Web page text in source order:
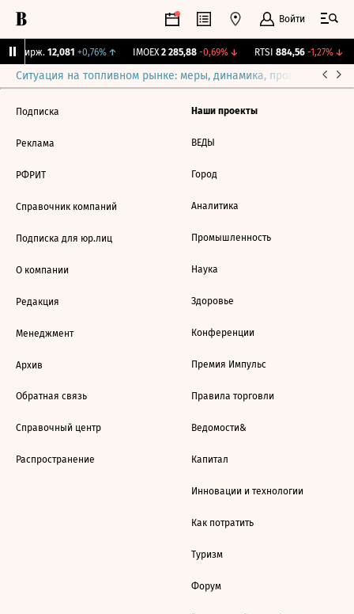
Войти
Бирж. 12,081 +0,76%↑ IMOEX 2 285,88 -0,69%↓ RTSI 884,56 -1,27%↓
Ситуация на топливном рынке: меры, динамика, прогнозы
Подписка
Реклама
РФРИТ
Справочник компаний
Подписка для юр.лиц
О компании
Редакция
Менеджмент
Архив
Обратная связь
Справочный центр
Распространение
Наши проекты
ВЕДЫ
Город
Аналитика
Промышленность
Наука
Здоровье
Конференции
Премия Импульс
Правила торговли
Ведомости&
Капитал
Инновации и технологии
Как потратить
Туризм
Форум